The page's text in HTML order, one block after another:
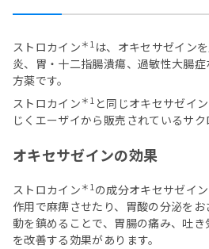
ストロカイン ＊1 は、オキセサゼイン
炎、胃・十二指腸潰瘍、過敏性大腸
方薬です。
ストロカイン ＊1 と同じオキセサゼイ
じくエーザイから販売されているサク
オキセサゼインの効果
ストロカイン ＊1 の成分オキセサゼイ
作用で麻痺させたり、胃酸の分泌を
動を鎮めることで、胃腸の痛み、吐
を改善する効果があります。